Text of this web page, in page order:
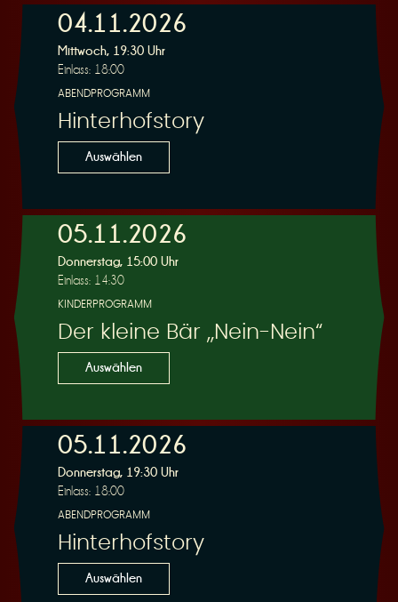
04.11.2026
Mittwoch, 19:30 Uhr
Einlass: 18:00
ABENDPROGRAMM
Hinterhofstory
Auswählen
05.11.2026
Donnerstag, 15:00 Uhr
Einlass: 14:30
KINDERPROGRAMM
Der kleine Bär „Nein-Nein“
Auswählen
05.11.2026
Donnerstag, 19:30 Uhr
Einlass: 18:00
ABENDPROGRAMM
Hinterhofstory
Auswählen